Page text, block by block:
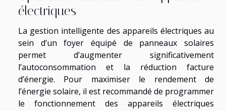
électriques
La gestion intelligente des appareils électriques au
sein d’un foyer équipé de panneaux solaires
permet d’augmenter significativement
l’autoconsommation et la réduction facture
d’énergie. Pour maximiser le rendement de
l’énergie solaire, il est recommandé de programmer
le fonctionnement des appareils électriques